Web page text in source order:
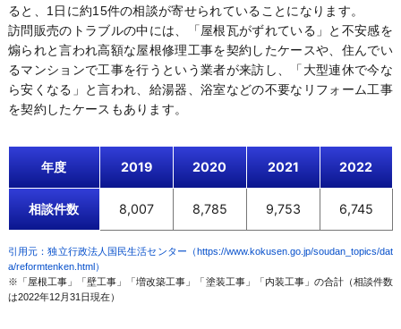
ると、1日に約15件の相談が寄せられていることになります。
訪問販売のトラブルの中には、「屋根瓦がずれている」と不安感を
煽られと言われ高額な屋根修理工事を契約したケースや、住んでい
るマンションで工事を行うという業者が来訪し、「大型連休で今な
ら安くなる」と言われ、給湯器、浴室などの不要なリフォーム工事
を契約したケースもあります。
年度 2019 2020 2021 2022
相談件数 8,007 8,785 9,753 6,745
引用元：独立行政法人国民生活センター（https://www.kokusen.go.jp/soudan_topics/dat
a/reformtenken.html）
※「屋根工事」「壁工事」「増改築工事」「塗装工事」「内装工事」の合計（相談件数
は2022年12月31日現在）